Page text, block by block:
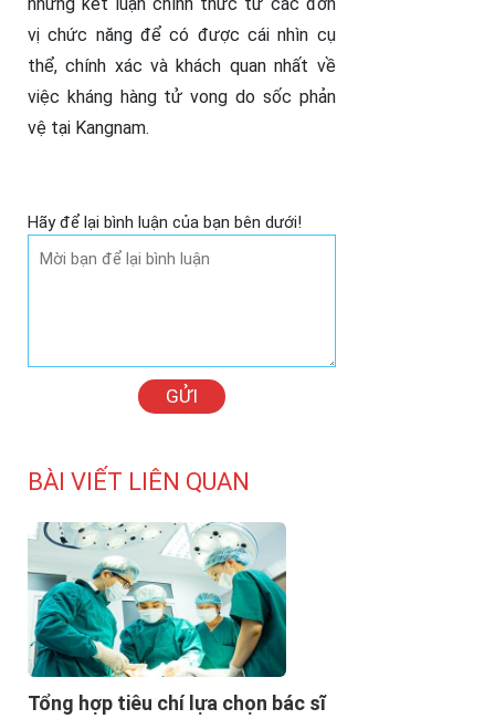
vị chức năng để có được cái nhìn cụ
thể, chính xác và khách quan nhất về
việc kháng hàng tử vong do sốc phản
vệ tại Kangnam.
Hãy để lại bình luận của bạn bên dưới!
GỬI
BÀI VIẾT LIÊN QUAN
Tổng hợp tiêu chí lựa chọn bác sĩ